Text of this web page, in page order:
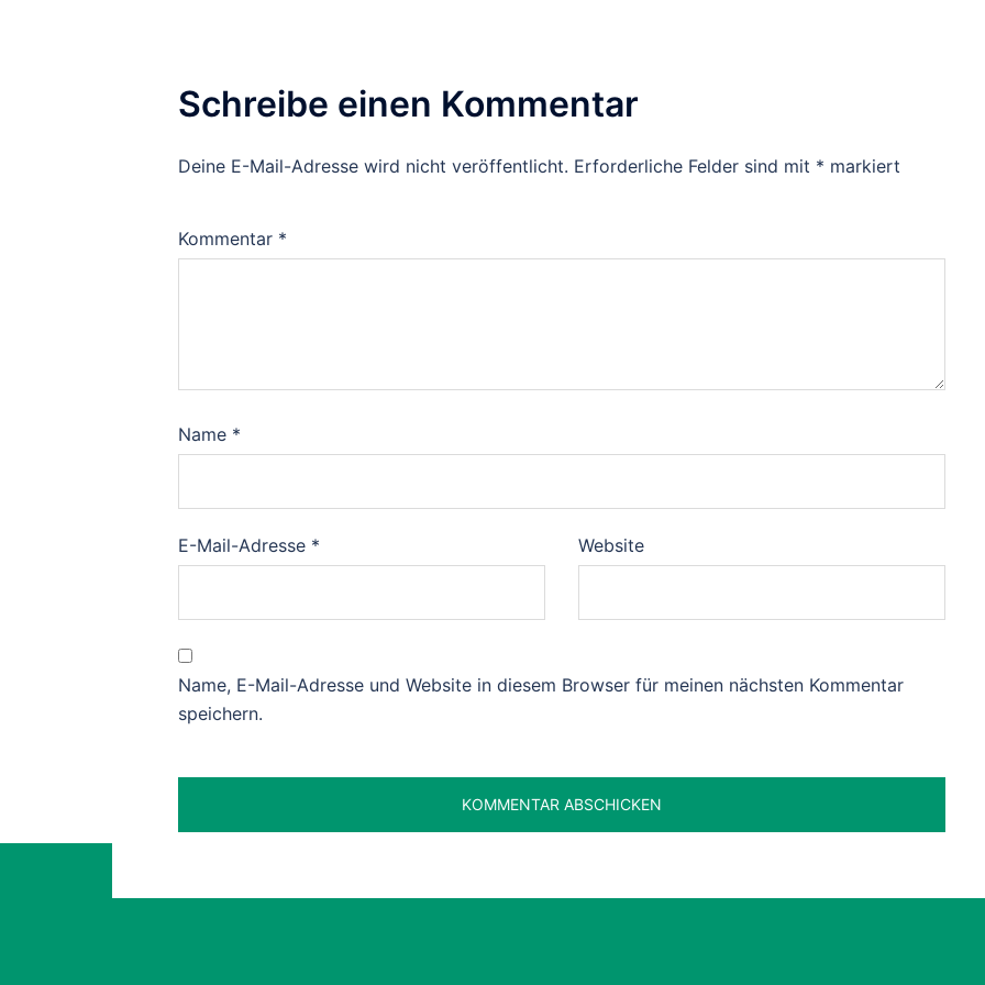
Schreibe einen Kommentar
Deine E-Mail-Adresse wird nicht veröffentlicht. Erforderliche Felder sind mit * markiert
Kommentar *
Name *
E-Mail-Adresse * Website
Name, E-Mail-Adresse und Website in diesem Browser für meinen nächsten Kommentar
speichern.